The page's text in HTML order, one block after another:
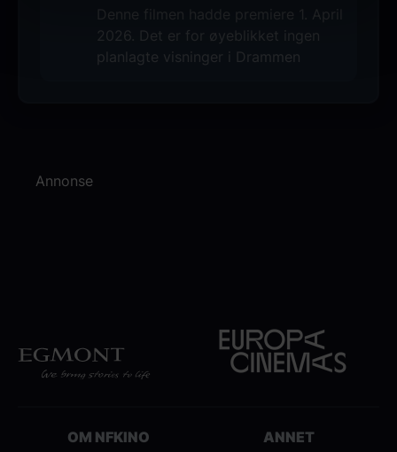
2026. Det er for øyeblikket ingen
planlagte visninger i Drammen
Annonse
OM NFKINO ANNET